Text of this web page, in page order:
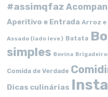
#assimqfaz
Aperitivo e Entrada Arroz e
Assado (lado leve) Batata
simples
Bovina
Comida de Verdade
Dicas culinárias